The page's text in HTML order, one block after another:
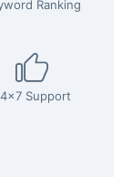
Ranking
Support